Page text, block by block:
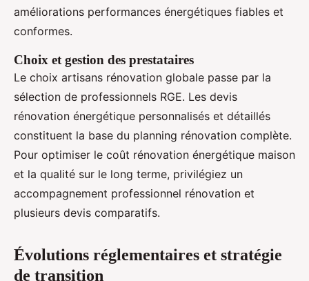
améliorations performances énergétiques fiables et
conformes.
Choix et gestion des prestataires
Le choix artisans rénovation globale passe par la
sélection de professionnels RGE. Les devis
rénovation énergétique personnalisés et détaillés
constituent la base du planning rénovation complète.
Pour optimiser le coût rénovation énergétique maison
et la qualité sur le long terme, privilégiez un
accompagnement professionnel rénovation et
plusieurs devis comparatifs.
Évolutions réglementaires et stratégie
de transition